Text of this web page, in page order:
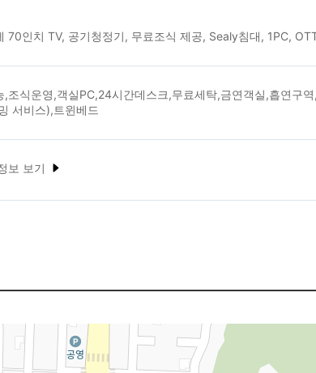
70인치 TV, 공기청정기, 무료조식 제공, Sealy침대, 1PC,
,조식운영,객실PC,24시간데스크,무료세탁,금연객실,흡연구
서비스),트윈베드
보 보기